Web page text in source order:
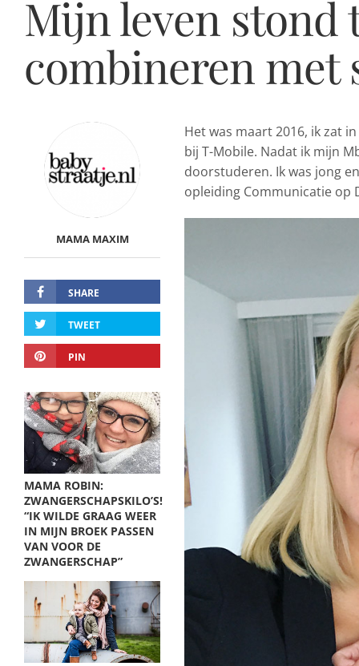
Mijn leven stond
combineren met
MAMA MAXIM
SHARE
TWEET
PIN
MAMA ROBIN:
ZWANGERSCHAPSKILO’S!
“IK WILDE GRAAG WEER
IN MIJN BROEK PASSEN
VAN VOOR DE
ZWANGERSCHAP”
Het was maart 2016, ik zat
bij T-Mobile. Nadat ik mijn
doorstuderen. Ik was jong
opleiding Communicatie op